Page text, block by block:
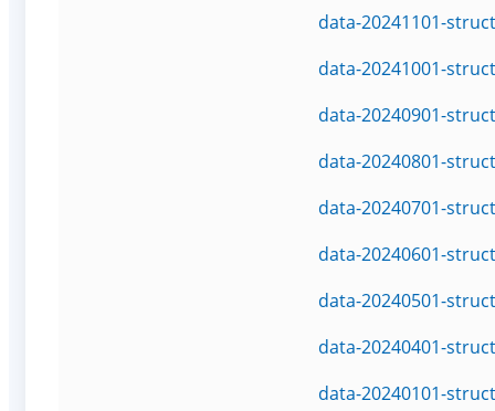
data-20241101-
data-20241001-
data-20240901-
data-20240801-
data-20240701-
data-20240601-
data-20240501-
data-20240401-
data-20240101-